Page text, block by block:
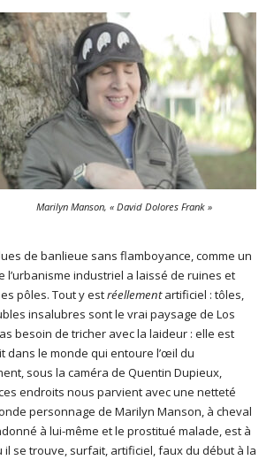
Marilyn Manson, « David Dolores Frank »
de banlieue sans flamboyance, comme un
l’urbanisme industriel a laissé de ruines et
pôles. Tout y estréellementartificiel : tôles,
insalubres sont le vrai paysage de Los
besoin de tricher avec la laideur : elle est
dans le monde qui entoure l’œil du
sous la caméra de Quentin Dupieux,
endroits nous parvient avec une netteté
personnage de Marilyn Manson, à cheval
à lui-même et le prostitué malade, est à
il se trouve, surfait, artificiel, faux du début à la